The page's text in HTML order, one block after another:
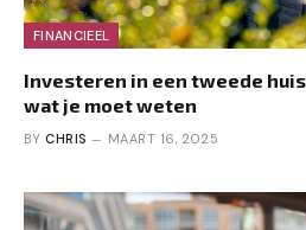
FINANCIEEL
Investeren in een tweede
wat je moet weten
BY CHRIS MAART 16, 2025